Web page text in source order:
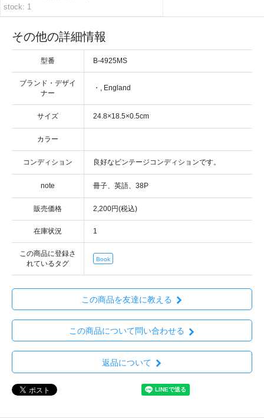
stock: 1
その他の詳細情報
型番 B-4925MS
ブランド・デザイ
ナー
・
サイズ
カラー
コンディション
note
販売価格 2,200円(税込)
在庫状況 1
この商品に登録さ
れているタグ
Book
この商品を友達に教える
この商品について問い合わせる
返品について